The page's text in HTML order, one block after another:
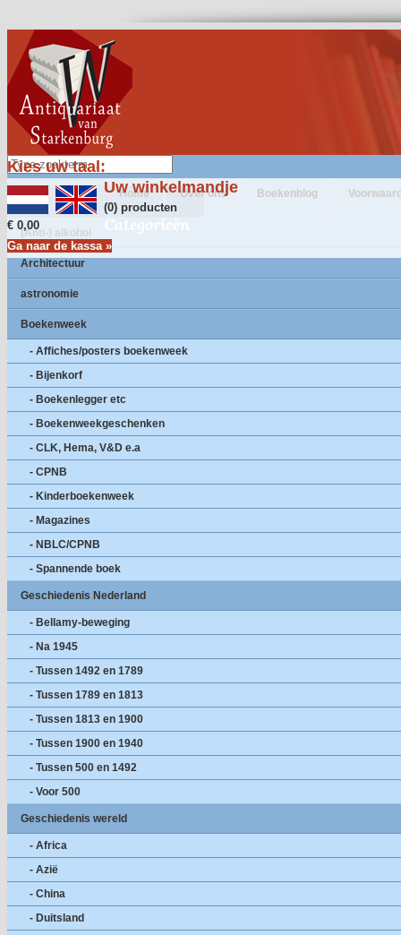
Kies uw taal:
Uw winkelmandje
(0) producten
€ 0,00
Ga naar de kassa »
Home Over ons Boekenblog
Categorieën
(Anti-) alkohol
Architectuur
astronomie
Boekenweek
- Affiches/posters boekenweek
- Bijenkorf
- Boekenlegger etc
- Boekenweekgeschenken
- CLK, Hema, V&D e.a
- CPNB
- Kinderboekenweek
- Magazines
- NBLC/CPNB
- Spannende boek
Geschiedenis Nederland
- Bellamy-beweging
- Na 1945
- Tussen 1492 en 1789
- Tussen 1789 en 1813
- Tussen 1813 en 1900
- Tussen 1900 en 1940
- Tussen 500 en 1492
- Voor 500
Geschiedenis wereld
- Africa
- Azië
- China
- Duitsland